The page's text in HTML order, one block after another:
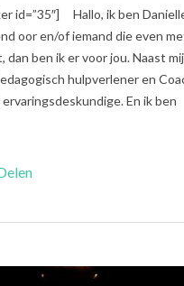
id=”35″] Hallo, ik ben
oor en/of iemand die even
dan ben ik er voor jou. Naast
hulpverlener en
En ik ben